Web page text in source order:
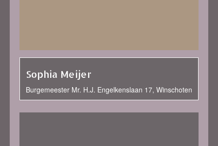
Sophia Meijer
Burgemeester Mr. H.J. Engelkenslaan 17, Winschoten